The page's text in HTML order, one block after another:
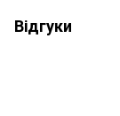
Відгуки